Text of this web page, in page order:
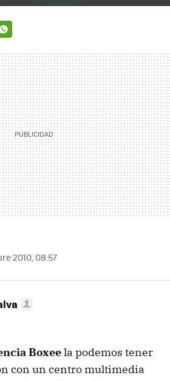
2010, 08:57
Boxeela podemos tener
con un centro multimedia